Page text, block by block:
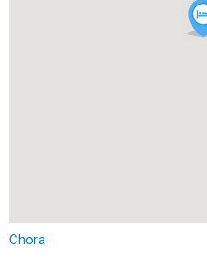
Chora